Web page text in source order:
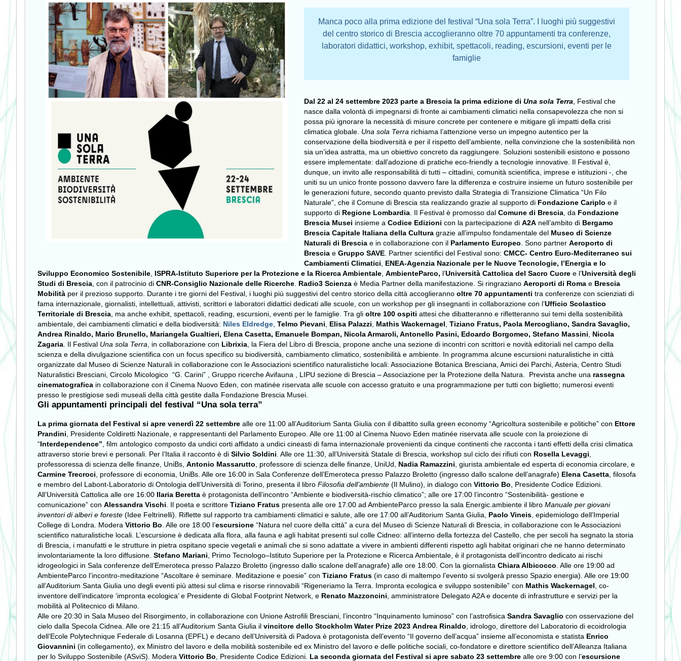
Manca poco alla prima edizione del festival “Una sola Terra”. I luoghi più suggestivi
del centro storico di Brescia accoglieranno oltre 70 appuntamenti tra conferenze,
laboratori didattici, workshop, exhibit, spettacoli, reading, escursioni, eventi per le
famiglie
Dal 22 al 24 settembre 2023 parte a Brescia la prima edizione diUna sola Terra , Festival che
nasce dalla volontà di impegnarsi di fronte ai cambiamenti climatici nella consapevolezza che non si
possa più ignorare la necessità di misure concrete per contenere e mitigare gli impatti della crisi
climatica globale. Una sola Terra richiama l’attenzione verso un impegno autentico per la
conservazione della biodiversità e per il rispetto dell’ambiente, nella convinzione che la sostenibilità non
sia un’idea astratta, ma un obiettivo concreto da raggiungere. Soluzioni sostenibili esistono e possono
essere implementate: dall’adozione di pratiche eco-friendly a tecnologie innovative. Il Festival è,
dunque, un invito alle responsabilità di tutti – cittadini, comunità scientifica, imprese e istituzioni -, che
uniti su un unico fronte possono davvero fare la differenza e costruire insieme un futuro sostenibile per
le generazioni future, secondo quanto previsto dalla Strategia di Transizione Climatica “Un Filo
Naturale”, che il Comune di Brescia sta realizzando grazie al supporto di Fondazione Cariplo e il
supporto di Regione Lombardia . Il Festival è promosso dalComune di Brescia , da Fondazione
Brescia Musei insieme aCodice Edizioni con la partecipazione diA2A nell’ambito di Bergamo
Brescia Capitale Italiana della Cultura grazie all’impulso fondamentale del Museo di Scienze
Naturali di Bresciae in collaborazione con il Parlamento Europeo . Sono partnerAeroporto di
Brescia eGruppo SAVE . Partner scientifici del Festival sono:CMCC- Centro Euro-Mediterraneo sui
Cambiamenti Climatici
ENEA-Agenzia Nazionale per le Nuove Tecnologie, l’Energia e lo
Sviluppo Economico Sostenibile ISPRA-Istituto Superiore per la Protezione e la Ricerca Ambientale AmbienteParco, l’Università Cattolica del Sacro Cuore e l’Università degli
Studi di Brescia , con il patrocinio di CNR-Consiglio Nazionale delle Ricerche Radio3 Scienza è Media Partner della manifestazione. Si ringraziano Aeroporti di Roma e Brescia
Mobilità per il prezioso supporto. Durante i tre giorni del Festival, i luoghi più suggestivi del centro storico della città accoglieranno oltre 70 appuntamenti tra conferenze con scienziati di
fama internazionale, giornalisti, intellettuali, attivisti, scrittori e laboratori didattici dedicati alle scuole, con un workshop per gli insegnanti in collaborazione con l’Ufficio Scolastico
Territoriale di Brescia , ma anche exhibit, spettacoli, reading, escursioni, eventi per le famiglie. Tra gli oltre 100 ospiti attesi che dibatteranno e rifletteranno sui temi della sostenibilità
ambientale, dei cambiamenti climatici e della biodiversità: Niles Eldredge Telmo Pievani Elisa Palazzi Mathis Wackernagel Tiziano Fratus, Paola Mercogliano, Sandra Savaglio,
Andrea Rinaldo, Mario Brunello, Mariangela Gualtieri, Elena Casetta, Emanuele Bompan, Nicola Armaroli, Antonello Pasini, Edoardo Borgomeo, Stefano Massini
Nicola
Zagaria . Il Festival Una sola Terra , in collaborazione con Librixia , la Fiera del Libro di Brescia, propone anche una sezione di incontri con scrittori e novità editoriali nel campo della
scienza e della divulgazione scientifica con un focus specifico su biodiversità, cambiamento climatico, sostenibilità e ambiente. In programma alcune escursioni naturalistiche in città
organizzate dal Museo di Scienze Naturali in collaborazione con le Associazioni scientifico naturalistiche locali: Associazione Botanica Bresciana, Amici dei Parchi, Asteria, Centro Studi
Naturalistici Bresciani, Circolo Micologico “G. Carini” , Gruppo ricerche Avifauna , LIPU sezione di Brescia – Associazione per la Protezione della Natura. Prevista anche una rassegna
cinematografica in collaborazione con il Cinema Nuovo Eden, con matinée riservata alle scuole con accesso gratuito e una programmazione per tutti con biglietto; numerosi eventi
presso le prestigiose sedi museali della città gestite dalla Fondazione Brescia Musei.
Gli appuntamenti principali del festival “Una sola terra”
La prima giornata del Festival si apre venerdì 22 settembre alle ore 11:00 all’Auditorium Santa Giulia con il dibattito sulla green economy “Agricoltura sostenibile e politiche” con Ettore
Prandini , Presidente Coldiretti Nazionale, e rappresentanti del Parlamento Europeo. Alle ore 11:00 al Cinema Nuovo Eden matinée riservata alle scuole con la proiezione di
“Interdependence” film antologico composto da undici corti affidato a undici cineasti di fama internazionale provenienti da cinque continenti che racconta i tanti effetti della crisi climatica
attraverso storie brevi e personali. Per l’Italia il racconto è di Silvio Soldini . Alle ore 11:30, all’Università Statale di Brescia, workshop sul ciclo dei rifiuti con Rosella Levaggi
professoressa di scienza delle finanze, UniBs, Antonio Massarutto , professore di scienza delle finanze, UniUd, Nadia Ramazzini , giurista ambientale ed esperta di economia circolare, e
Carmine Trecroci , professore di economia, UniBs. Alle ore 16:00 in Sala Conferenze dell’Emeroteca presso Palazzo Broletto (ingresso dallo scalone dell’anagrafe) Elena Casetta , filosofa
e membro del Labont-Laboratorio di Ontologia dell’Università di Torino, presenta il libro Filosofia dell’ambiente (Il Mulino), in dialogo con Vittorio Bo , Presidente Codice Edizioni.
All’Università Cattolica alle ore 16:00 Ilaria Beretta è protagonista dell’incontro “Ambiente e biodiversità-rischio climatico”; alle ore 17:00 l’incontro “Sostenibilità- gestione e
comunicazione” con Alessandra Vischi . Il poeta e scrittore Tiziano Fratus presenta alle ore 17:00 ad AmbienteParco presso la sala Energic.ambiente il libro Manuale per giovani
inventori di alberi e foreste (Idee Feltrinelli). Riflette sul rapporto tra cambiamenti climatici e salute, alle ore 17:00 all’Auditorium Santa Giulia, Paolo Vineis , epidemiologo dell’Imperial
College di Londra. Modera Vittorio Bo . Alle ore 18:00 l’escursione “Natura nel cuore della città” a cura del Museo di Scienze Naturali di Brescia, in collaborazione con le Associazioni
scientifico naturalistiche locali. L’escursione è dedicata alla flora, alla fauna e agli habitat presenti sul colle Cidneo: all’interno della fortezza del Castello, che per secoli ha segnato la storia
di Brescia, i manufatti e le strutture in pietra ospitano specie vegetali e animali che si sono adattate a vivere in ambienti differenti rispetto agli habitat originari che ne hanno determinato
involontariamente la loro diffusione. Stefano Mariani , Primo Tecnologo–Istituto Superiore per la Protezione e Ricerca Ambientale, è il protagonista dell’incontro dedicato ai rischi
idrogeologici in Sala conferenze dell’Emeroteca presso Palazzo Broletto (ingresso dallo scalone dell’anagrafe) alle ore 18:00. Con la giornalista Chiara Albicocco . Alle ore 19:00 ad
AmbienteParco l’incontro-meditazione “Ascoltare è seminare. Meditazione e poesie” con Tiziano Fratus (in caso di maltempo l’evento si svolgerà presso Spazio energia). Alle ore 19:00
all’Auditorium Santa Giulia uno degli eventi più attesi sul clima e risorse rinnovabili “Rigeneriamo la Terra. Impronta ecologica e sviluppo sostenibile” con Mathis Wackernagel , co-
inventore dell’indicatore ‘impronta ecologica’ e Presidente di Global Footprint Network, e Renato Mazzoncini , amministratore Delegato A2A e docente di infrastrutture e servizi per la
mobilità al Politecnico di Milano.
Alle ore 20:30 in Sala Museo del Risorgimento, in collaborazione con Unione Astrofili Bresciani, l’incontro “Inquinamento luminoso” con l’astrofisica Sandra Savaglio con osservazione del
cielo dalla Specola Cidnea. Alle ore 21:15 all’Auditorium Santa Giulia il vincitore dello Stockholm Water Prize 2023 Andrea Rinaldo , idrologo, direttore del Laboratorio di ecoidrologia
dell’Ecole Polytechnique Federale di Losanna (EPFL) e decano dell’Università di Padova è protagonista dell’evento “Il governo dell’acqua” insieme all’economista e statista Enrico
Giovannini (in collegamento), ex Ministro del lavoro e della mobilità sostenibile ed ex Ministro del lavoro e delle politiche sociali, co-fondatore e direttore scientifico dell’Alleanza Italiana
per lo Sviluppo Sostenibile (ASviS). Modera Vittorio Bo , Presidente Codice Edizioni. La seconda giornata del Festival si apre sabato 23 settembre alle ore 9:00 con l’escursione